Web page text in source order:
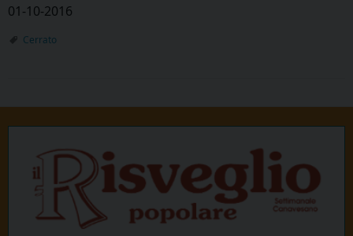
01-10-2016
Cerrato